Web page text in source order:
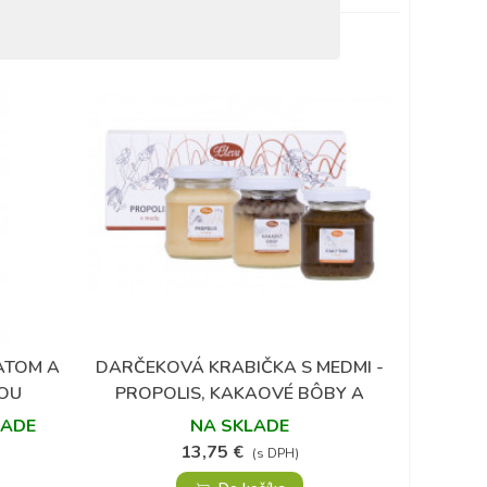
A
Obľúbené
DARČEKOVÁ KRABIČKA S MEDMI -
PROPOLIS, KAKAOVÉ BÔBY A
RAKYTNÍK
NA SKLADE
13,75 € (s DPH)